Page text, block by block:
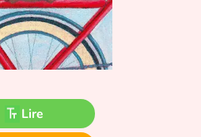
poésie
reines et dragons
Lire